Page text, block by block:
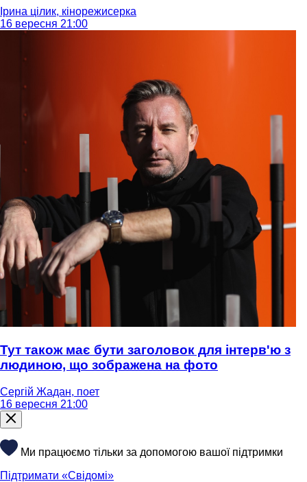
Ірина цілик, кінорежисерка
16 вересня 21:00
Тут також має бути заголовок для інтерв'ю з
людиною, що зображена на фото
Сергій Жадан, поет
16 вересня 21:00
Ми працюємо тільки за допомогою вашої підтримки
Підтримати «Свідомі»